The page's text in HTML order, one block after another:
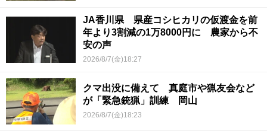
JA香川県 県産コシヒカリの仮渡金を前
年より3割減の1万8000円に 農家から不
安の声
2026/8/7(金)18:27
クマ出没に備えて 真庭市や猟友会など
が「緊急銃猟」訓練 岡山
2026/8/7(金)18:23